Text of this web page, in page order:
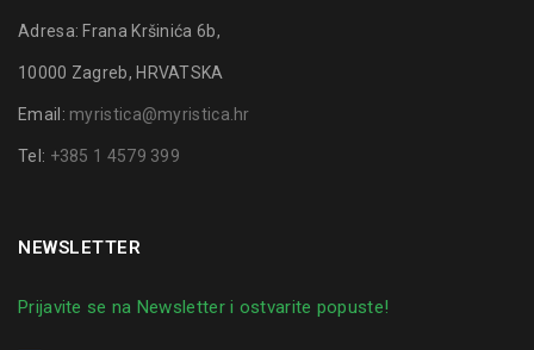
Adresa: Frana Kršinića 6b,
10000 Zagreb, HRVATSKA
Email: myristica@myristica.hr
Tel: +385 1 4579 399
NEWSLETTER
Prijavite se na Newsletter i ostvarite popuste!